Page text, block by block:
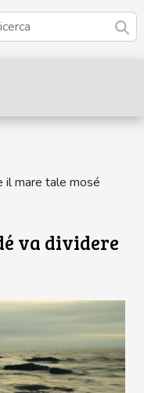
il mare tale mosé
va dividere